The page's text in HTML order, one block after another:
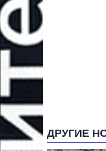
ДРУГИЕ